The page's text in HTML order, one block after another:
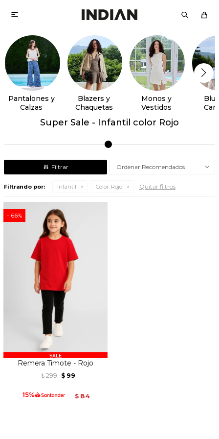

Pantalones y
Calzas
Blazers y
Chaquetas
Monos y
Vestidos
Super Sale - Infantil color Rojo
Recomendados
Filtrando por: Infantil Color: Rojo Quitar filtros
66
Remera Timote - Rojo
$ 299 $ 99
$ 84